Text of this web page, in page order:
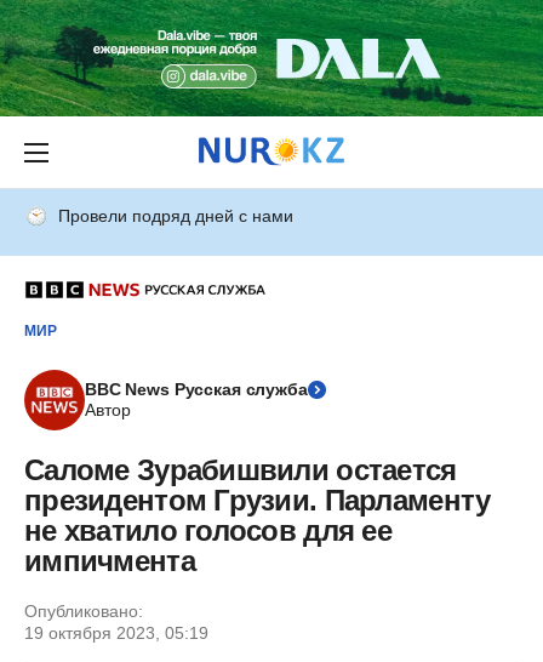
Провели подряд дней с нами
МИР
BBC News Русская служба
Автор
Саломе Зурабишвили остается
президентом Грузии. Парламенту
не хватило голосов для ее
импичмента
Опубликовано:
19 октября 2023, 05:19